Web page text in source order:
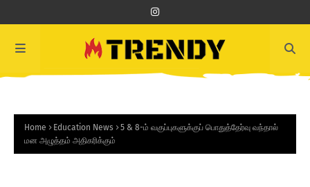
Home Education News
5 & 8-ம் வகுப்புகளுக்குப் பொதுத்தேர்வு வந்தால்
மன அழுத்தம் அதிகரிக்கும்